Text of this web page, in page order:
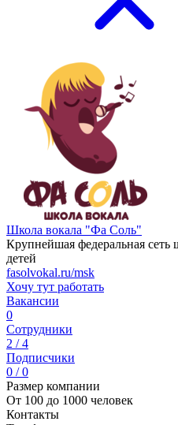
Школа вокала "Фа Соль"
Крупнейшая федеральная сеть
детей
fasolvokal.ru/msk
Хочу тут работать
Вакансии
0
Сотрудники
2 / 4
Подписчики
0 / 0
Размер компании
От 100 до 1000 человек
Контакты